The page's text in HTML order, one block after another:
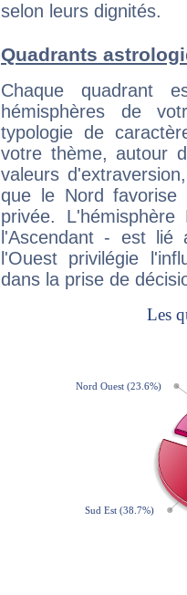
selon leurs dignités.
Quadrants
Chaque quadrant
hémisphères de
typologie de
votre thème, autour
valeurs
que le Nord favorise
privée.
l'Ascendant - est
l'Ouest privilégie
dans la prise de